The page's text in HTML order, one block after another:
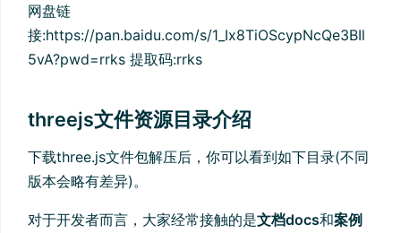
网盘链
接:https://pan.baidu.com/s/1_Ix8TiOScypNcQe3BIl
5vA?pwd=rrks 提取码:rrks
threejs文件资源目录介绍
下载three.js文件包解压后，你可以看到如下目录(不同
版本会略有差异)。
对于开发者而言，大家经常接触的是文档docs和案例